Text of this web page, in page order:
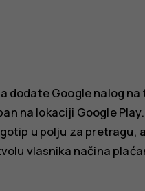
dodate Google nalog
na lokaciji Google
u polju za pretragu,
vlasnika načina